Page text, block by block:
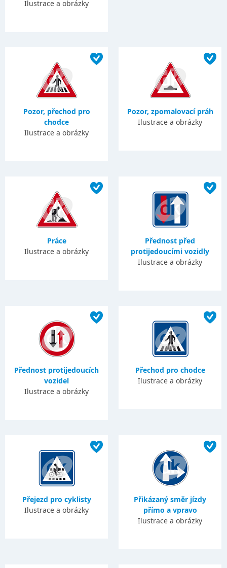
Ilustrace a obrázky
Pozor, přechod pro
chodce
Ilustrace a obrázky
Pozor, zpomalovací práh
Ilustrace a obrázky
Práce
Ilustrace a obrázky
Přednost před
protijedoucími vozidly
Ilustrace a obrázky
Přednost protijedoucích
vozidel
Ilustrace a obrázky
Přechod pro chodce
Ilustrace a obrázky
Přejezd pro cyklisty
Ilustrace a obrázky
Přikázaný směr jízdy
přímo a vpravo
Ilustrace a obrázky